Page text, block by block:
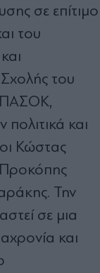
σε επίτιμο
του
του
ΠΑΣΟΚ,
και
Κώστας
Την
σε μια
και